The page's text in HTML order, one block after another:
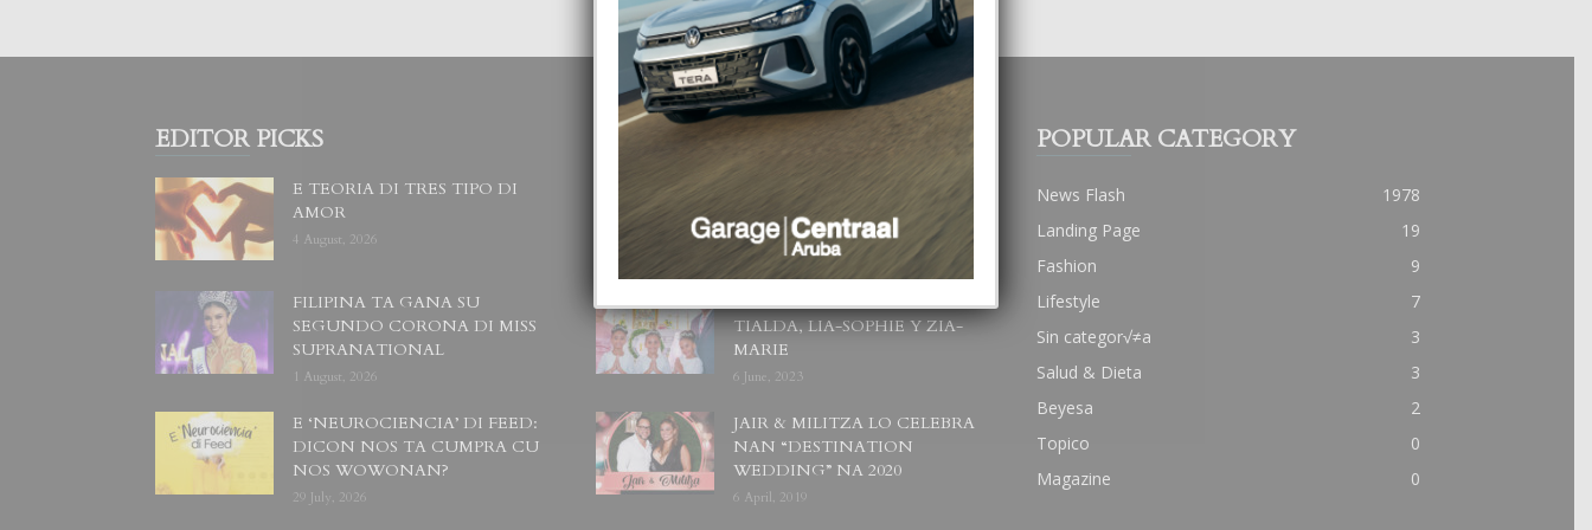
EDITOR PICKS
E TEORIA DI TRES TIPO DI
AMOR
4 August, 2026
FILIPINA TA GANA SU
SEGUNDO CORONA DI MISS
SUPRANATIONAL
1 August, 2026
E ‘NEUROCIENCIA’ DI FEED:
DICON NOS TA CUMPRA CU
NOS WOWONAN?
29 July, 2026
POPULAR POSTS
BODA MANSUR
3 December, 2019
UN DIA INOLVIDABEL PA
TIALDA, LIA-SOPHIE Y ZIA-
MARIE
6 June, 2023
JAIR & MILITZA LO CELEBRA
NAN “DESTINATION
WEDDING” NA 2020
6 April, 2019
POPULAR CATEGORY
News Flash
1978
Landing Page
19
Fashion
9
Lifestyle
7
Sin categor√≠a
3
Salud & Dieta
3
Beyesa
2
Topico
0
Magazine
0